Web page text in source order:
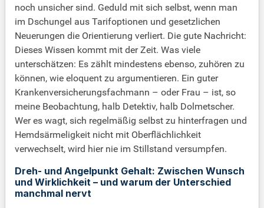
noch unsicher sind. Geduld mit sich selbst, wenn man
im Dschungel aus Tarifoptionen und gesetzlichen
Neuerungen die Orientierung verliert. Die gute Nachricht:
Dieses Wissen kommt mit der Zeit. Was viele
unterschätzen: Es zählt mindestens ebenso, zuhören zu
können, wie eloquent zu argumentieren. Ein guter
Krankenversicherungsfachmann – oder Frau – ist, so
meine Beobachtung, halb Detektiv, halb Dolmetscher.
Wer es wagt, sich regelmäßig selbst zu hinterfragen und
Hemdsärmeligkeit nicht mit Oberflächlichkeit
verwechselt, wird hier nie im Stillstand versumpfen.
Dreh- und Angelpunkt Gehalt: Zwischen Wunsch
und Wirklichkeit – und warum der Unterschied
manchmal nervt